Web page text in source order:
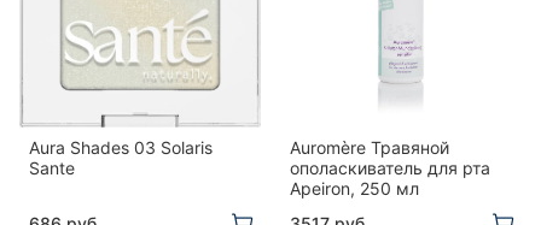
Aura Shades 03 Solaris
Sante
Auromère Травяной
ополаскиватель для рта
Apeiron, 250 мл